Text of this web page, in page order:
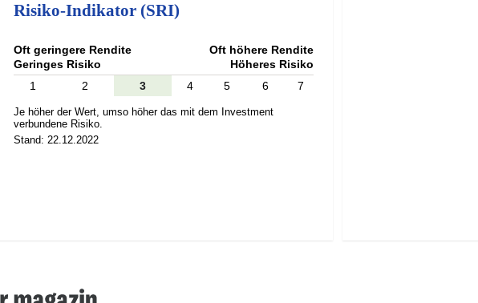
Risiko-Indikator (SRI)
Oft geringere Rendite
Geringes Risiko
Oft höhere Rendite
Höheres Risiko
1
2 3 4 5 6 7
Je höher der Wert, umso höher das mit dem Investment
verbundene Risiko.
Stand: 22.12.2022